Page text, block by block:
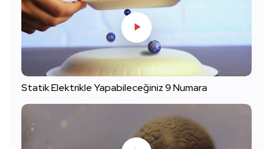
Statik Elektrikle Yapabileceğiniz 9 Numara